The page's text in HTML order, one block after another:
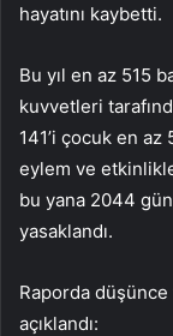
hayatını kaybetti.
Bu yıl en az 515
kuvvetleri
141’i çocuk en az
eylem ve
bu yana 2044
yasaklandı.
Raporda
açıklandı: